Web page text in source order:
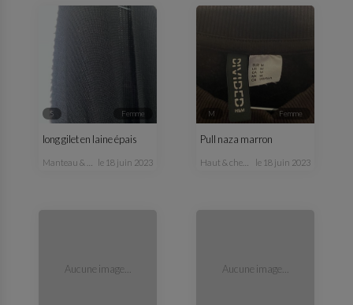
S femme
long gilet en laine épais
manteau & veste le 18 juin 2023
M femme
Pull naza marron
haut & chemisier le 18 juin 2023
Aucune image... Aucune image...